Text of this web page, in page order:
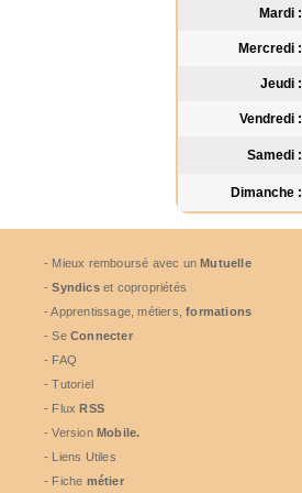
Mardi :
Mercredi :
Jeudi :
Vendredi :
Samedi :
Dimanche :
- Mieux remboursé avec unMutuelle
-Syndicset copropriétés
- Apprentissage, métiers,formations
- Se Connecter
- FAQ
- Tutoriel
- FluxRSS
- Version Mobile.
- Liens Utiles
- Fiche métier